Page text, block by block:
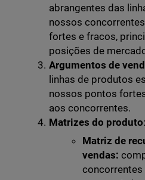
abrangentes das
nossos
fortes e fracos,
posições de
Argumentos de
linhas de produtos
nossos pontos
aos concorrentes.
Matrizes do produto:
Matriz de
vendas: